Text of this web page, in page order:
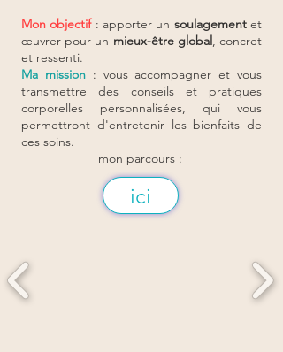
Mon objectif: apporter un soulagementet
œuvrer pour un mieux-être global, concret
et ressenti.
Ma mission: vous accompagner et vous
transmettre des conseils et pratiques
corporelles personnalisées, qui vous
permettront d'entretenir les bienfaits de
ces soins.
mon parcours :
ici